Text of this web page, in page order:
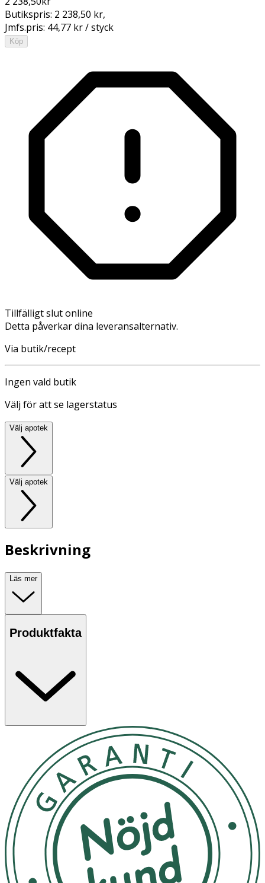
Butikspris: 2 238,50 kr,
Jmfs.pris: 44,77 kr / styck
Köp
Tillfälligt slut online
Detta påverkar dina leveransalternativ.
Via butik/recept
Ingen vald butik
Välj för att se lagerstatus
Välj apotek
Välj apotek
Beskrivning
Läs mer
Produktfakta